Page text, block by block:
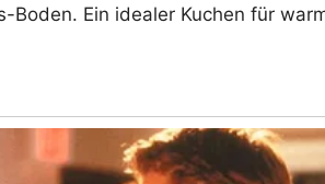
Boden. Ein idealer Kuchen für